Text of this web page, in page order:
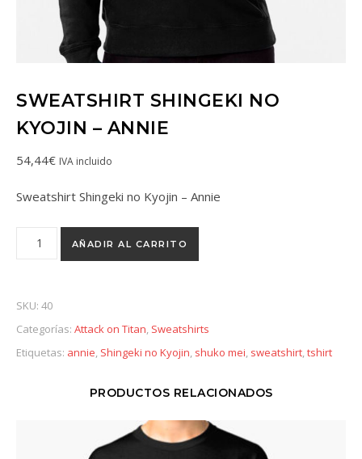
SWEATSHIRT SHINGEKI NO
KYOJIN – ANNIE
54,44€ IVA incluido
Sweatshirt Shingeki no Kyojin – Annie
AÑADIR AL CARRITO
SKU: 40
Categorías: Attack on Titan, Sweatshirts
Etiquetas: annie, Shingeki no Kyojin, shuko mei, sweatshirt,tshirt
PRODUCTOS RELACIONADOS